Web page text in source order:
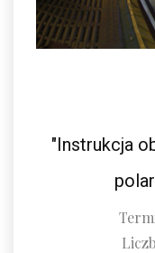
"Instrukcja